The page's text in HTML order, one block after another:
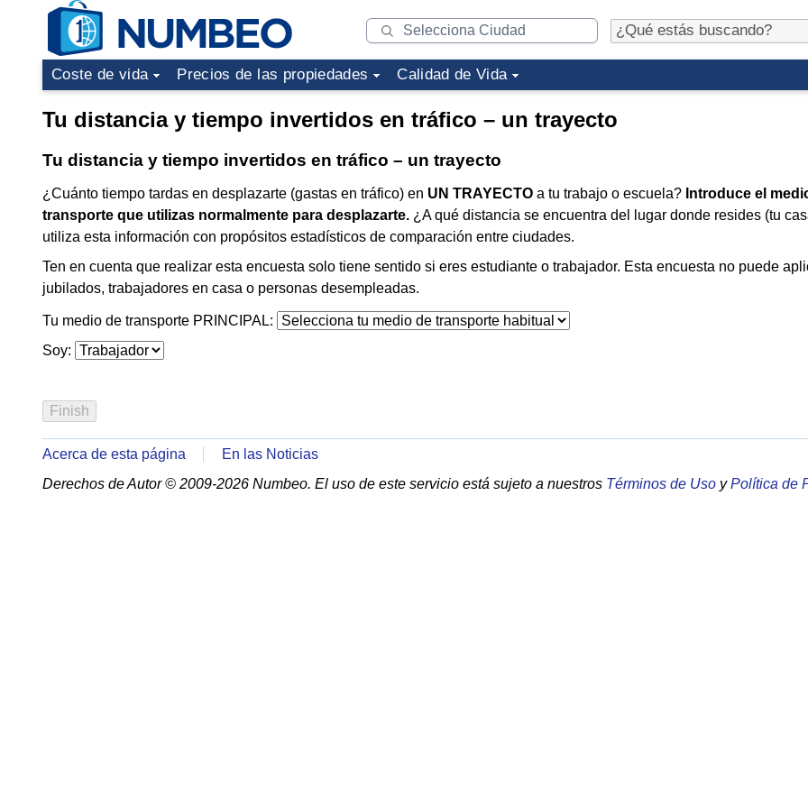
Coste de vida Precios de las propiedades Calidad de Vida
Tu distancia y tiempo invertidos en tráfico – un trayecto
Tu distancia y tiempo invertidos en tráfico – un trayecto
¿Cuánto tiempo tardas en desplazarte (gastas en tráfico) en UN TRAYECTO a tu trabajo o escuela? Introduce el
transporte que utilizas normalmente para desplazarte. ¿A qué distancia se encuentra del lugar donde resides (tu
utiliza esta información con propósitos estadísticos de comparación entre ciudades.
Ten en cuenta que realizar esta encuesta solo tiene sentido si eres estudiante o trabajador. Esta encuesta no puede
jubilados, trabajadores en casa o personas desempleadas.
Tu medio de transporte PRINCIPAL:
Soy:
Acerca de esta página
En las Noticias
Derechos de Autor © 2009-2026 Numbeo. El uso de este servicio está sujeto a nuestros Términos de Uso yPolítica de